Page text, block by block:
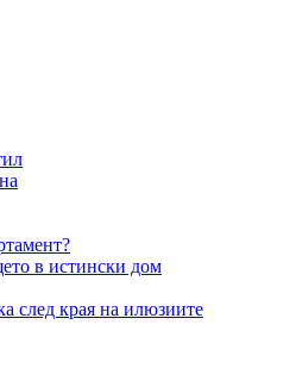
в истински дом
след края на илюзиите